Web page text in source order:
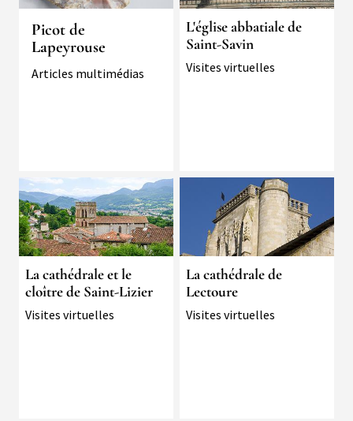
Picot de
Lapeyrouse
Typologie
Articles multimédias
L'église abbatiale de
Saint-Savin
Typologie
Visites virtuelles
Image
La cathédrale et le
cloître de Saint-Lizier
Typologie
Visites virtuelles
La cathédrale de
Lectoure
Typologie
Visites virtuelles